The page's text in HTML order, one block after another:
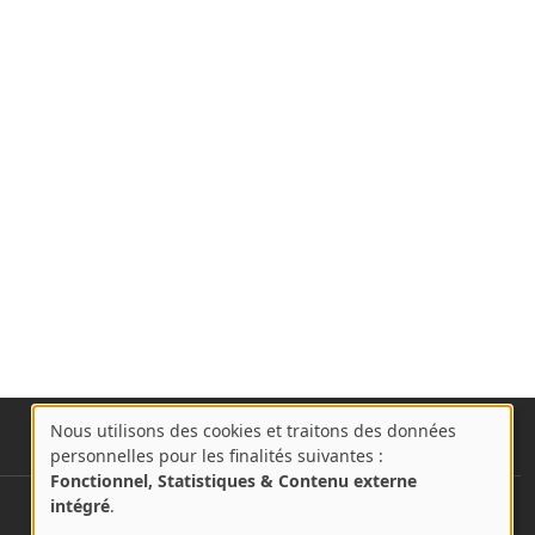
A
propos
des
Nous utilisons des cookies et traitons des données
personnelles pour les finalités suivantes :
Fonctionnel, Statistiques & Contenu externe
intégré.